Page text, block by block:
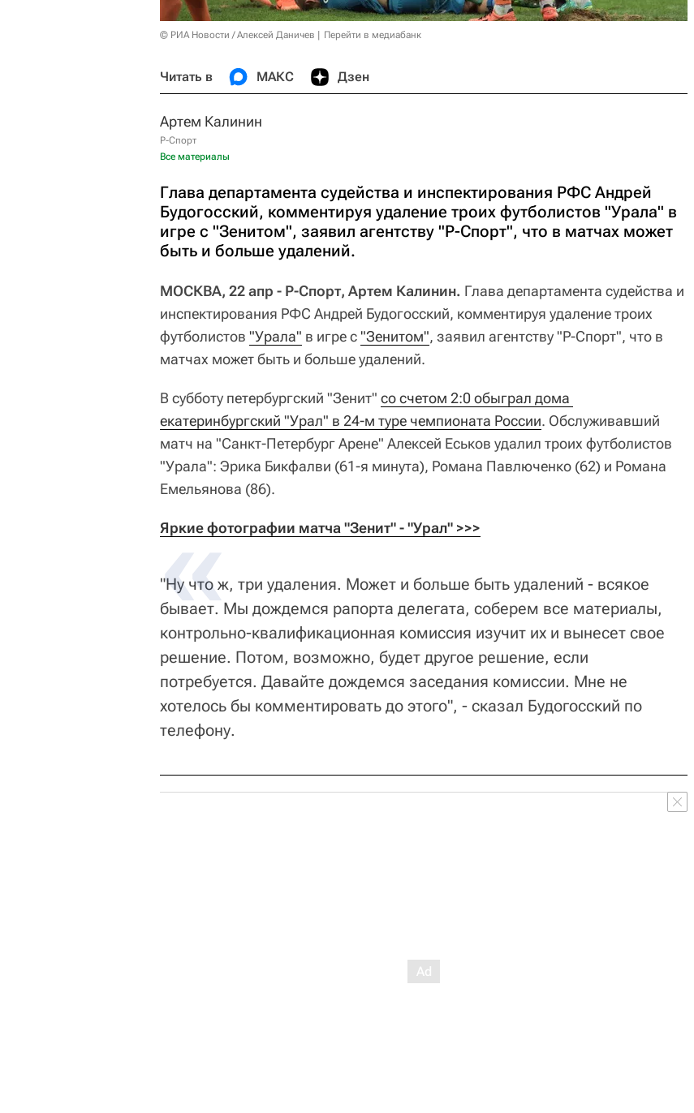
© РИА Новости / Алексей Даничев Перейти в медиабанк
Читать в МАКС Дзен
Артем Калинин
Р-Спорт
Все материалы
Глава департамента судейства и инспектирования РФС Андрей
Будогосский, комментируя удаление троих футболистов "Урала" в
игре с "Зенитом", заявил агентству "Р-Спорт", что в матчах может
быть и больше удалений.
МОСКВА, 22 апр - Р-Спорт, Артем Калинин. Глава департамента судейства и
инспектирования РФС Андрей Будогосский, комментируя удаление троих
футболистов "Урала" в игре с"Зенитом", заявил агентству "Р-Спорт", что в
матчах может быть и больше удалений.
В субботу петербургский "Зенит" со счетом 2:0 обыграл дома
екатеринбургский "Урал" в 24-м туре чемпионата России. Обслуживавший
матч на "Санкт-Петербург Арене" Алексей Еськов удалил троих футболистов
"Урала": Эрика Бикфалви (61-я минута), Романа Павлюченко (62) и Романа
Емельянова (86).
Яркие фотографии матча "Зенит" - "Урал" >>>
"Ну что ж, три удаления. Может и больше быть удалений - всякое
бывает. Мы дождемся рапорта делегата, соберем все материалы,
контрольно-квалификационная комиссия изучит их и вынесет свое
решение. Потом, возможно, будет другое решение, если
потребуется. Давайте дождемся заседания комиссии. Мне не
хотелось бы комментировать до этого", - сказал Будогосский по
телефону.